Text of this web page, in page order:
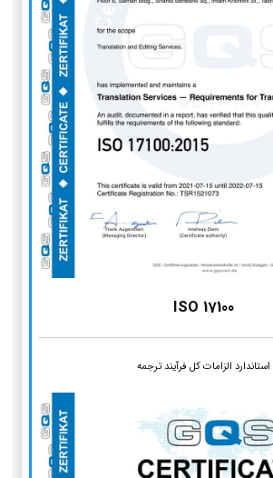
ISO 17100
استاندارد الزامات کل فرآیند ترجمه